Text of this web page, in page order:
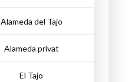
Alameda del Tajo
Alameda privat
El Tajo